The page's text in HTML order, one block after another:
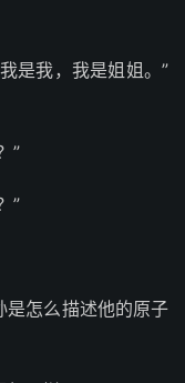
是我，我是姐姐。”
”
”
是怎么描述他的原子